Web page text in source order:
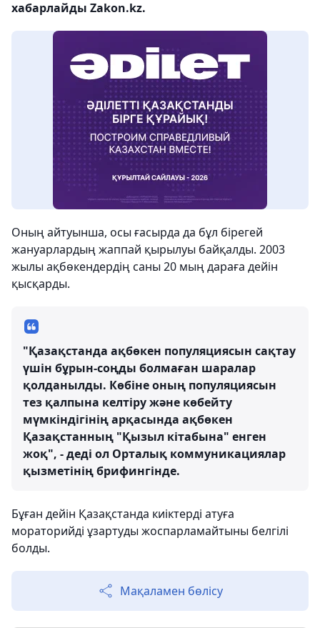
хабарлайды Zakon.kz.
Оның айтуынша, осы ғасырда да бұл бірегей
жануарлардың жаппай қырылуы байқалды. 2003
жылы ақбөкендердің саны 20 мың дараға дейін
қысқарды.
"Қазақстанда ақбөкен популяциясын сақтау
үшін бұрын-соңды болмаған шаралар
қолданылды. Көбіне оның популяциясын
тез қалпына келтіру және көбейту
мүмкіндігінің арқасында ақбөкен
Қазақстанның "Қызыл кітабына" енген
жоқ", - деді ол Орталық коммуникациялар
қызметінің брифингінде.
Бұған дейін Қазақстанда киіктерді атуға
мораторийді ұзартуды жоспарламайтыны белгілі
болды.
Мақаламен бөлісу